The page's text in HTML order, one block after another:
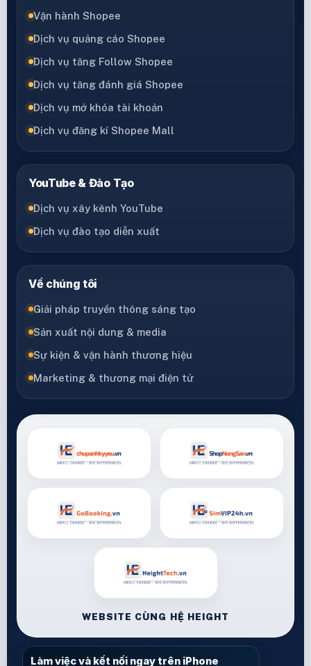
Vận hành Shopee
Dịch vụ quảng cáo Shopee
Dịch vụ tăng Follow Shopee
Dịch vụ tăng đánh giá Shopee
Dịch vụ mở khóa tài khoản
Dịch vụ đăng kí Shopee Mall
YouTube & Đào Tạo
Dịch vụ xây kênh YouTube
Dịch vụ đào tạo diễn xuất
Về chúng tôi
Giải pháp truyền thông sáng tạo
Sản xuất nội dung & media
Sự kiện & vận hành thương hiệu
Marketing & thương mại điện tử
WEBSITE CÙNG HỆ HEIGHT
Làm việc và kết nối ngay trên iPhone